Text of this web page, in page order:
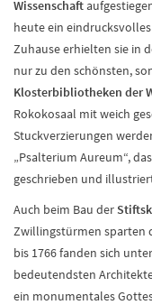
Wissenschaft
heute ein
Zuhause erhielten sie in
nur zu den schönsten,
Klosterbibliotheken der
Rokokosaal mit weich
Stuckverzierungen
„Psalterium Aureum“,
geschrieben und
Auch beim Bau der
Zwillingstürmen sparten
bis 1766 fanden sich
bedeutendsten
ein monumentales